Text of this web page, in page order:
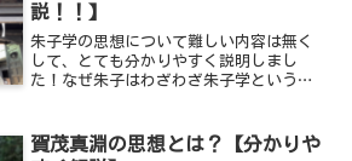
説！！】
朱子学の思想について難しい内容は無く
して、とても分かりやすく説明しまし
た！なぜ朱子はわざわざ朱子学という学
後までご覧ください！
賀茂真淵の思想とは？【分かりや